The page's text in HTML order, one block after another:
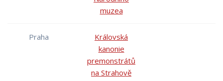
muzea
Praha
Královská
kanonie
premonstrátů
na Strahově